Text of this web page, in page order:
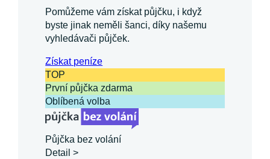
Pomůžeme vám získat půjčku, i když
byste jinak neměli šanci, díky našemu
vyhledávači půjček.
Získatpeníze
TOP
První půjčka zdarma
Oblíbená volba
Půjčka bez volání
Detail >